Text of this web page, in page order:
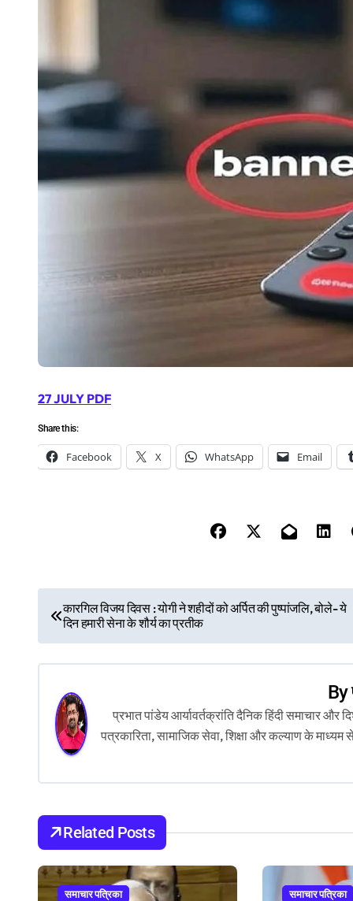
27 JULY PDF
Share this:
Facebook X WhatsApp Email
o
s
i
g
a
कारगिल विजय दिवस : योगी ने शहीदों को अर्पित की पुष्पांजलि, बोले- ये
दिन हमारी सेना के शौर्य का प्रतीक
By
प्रभात पांडेय आर्यावर्तक्रांति दैनिक हिंदी समाचार
पत्रकारिता, सामाजिक सेवा, शिक्षा और कल्याण के
Related Posts
समाचार पत्रिका समाचार पत्रिका